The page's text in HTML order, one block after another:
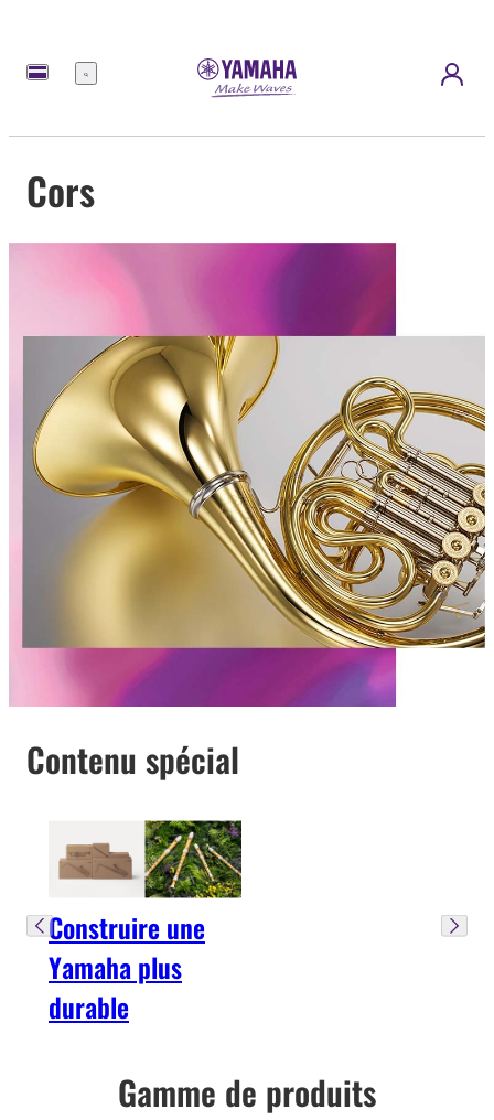
Menu
Cors
Contenu spécial
Construire une
Yamaha plus
durable
Gamme de produits